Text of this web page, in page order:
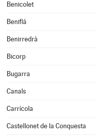
Benicolet
Beniflá
Benirredrà
Bicorp
Bugarra
Canals
Carrícola
Castellonet de la Conquesta